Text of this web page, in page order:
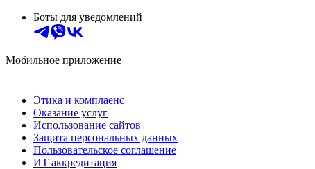
Боты для уведомлений
Мобильное приложение
Этика и комплаенс
Оказание услуг
Использование сайтов
Защита персональных данных
Пользовательское соглашение
ИТ аккредитация